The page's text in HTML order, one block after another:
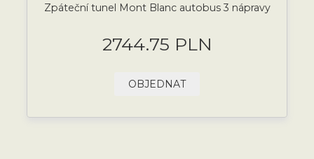
Zpáteční tunel Mont Blanc autobus 3 nápravy
2744.75 PLN
OBJEDNAT